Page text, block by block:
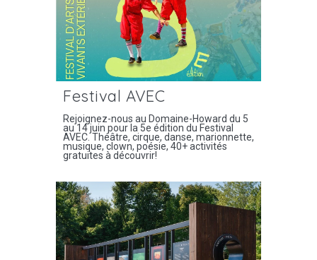
Festival AVEC
Rejoignez-nous au Domaine-Howard du 5
au 14 juin pour la 5e édition du Festival
AVEC. Théâtre, cirque, danse, marionnette,
musique, clown, poésie, 40+ activités
gratuites à découvrir!